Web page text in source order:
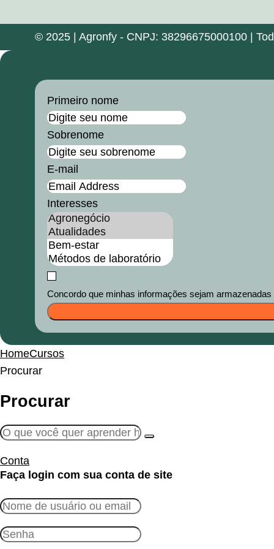
© 2025 | Agronfy - CNPJ: 38296675000100 |
Primeiro nome
Sobrenome
E-mail
Interesses
Concordo que minhas informações sejam
HomeCursos
Procurar
Procurar
Conta
Faça login com sua conta de site